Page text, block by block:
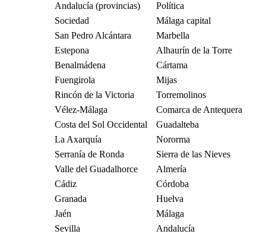
Andalucía (provincias)
Política
Sociedad
Málaga capital
San Pedro Alcántara
Marbella
Estepona
Alhaurín de la Torre
Benalmádena
Cártama
Fuengirola
Mijas
Rincón de la Victoria
Torremolinos
Vélez-Málaga
Comarca de Antequera
Costa del Sol Occidental
Guadalteba
La Axarquía
Nororma
Serranía de Ronda
Sierra de las Nieves
Valle del Guadalhorce
Almería
Cádiz
Córdoba
Granada
Huelva
Jaén
Málaga
Sevilla
Andalucía